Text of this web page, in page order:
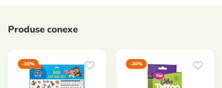
Produse conexe
-30% -30%